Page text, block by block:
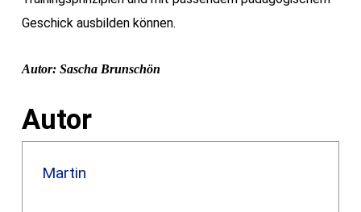
Geschick ausbilden können.
Autor: Sascha Brunschön
Autor
Martin